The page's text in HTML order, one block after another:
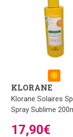
KLORANE
Klorane Solaires
Spray Sublime
17,90€